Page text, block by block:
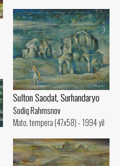
Sulton Saodat, Surhandaryo
Sodiq Rahmsnov
Mato, tempera (47x58) - 1994 yil